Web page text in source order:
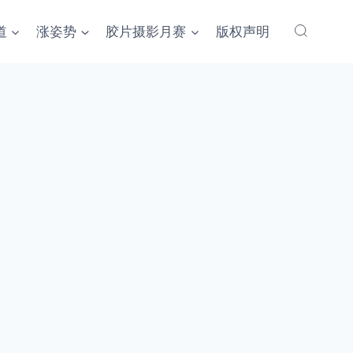
涨姿势 胶片摄影月赛 版权声明